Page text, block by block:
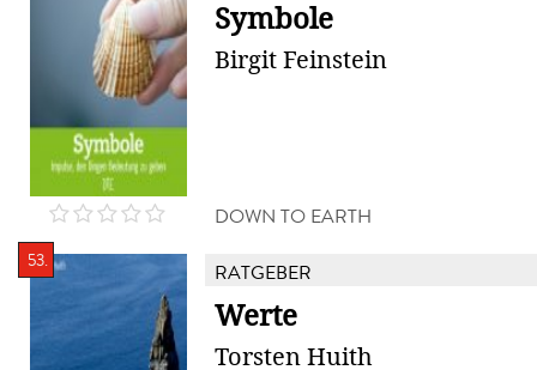
Symbole
Birgit Feinstein
DOWN TO EARTH
53. RATGEBER
Werte
Torsten Huith